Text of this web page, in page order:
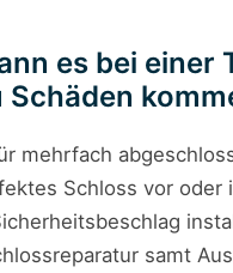
es bei einer
Schäden
mehrfach
Schloss vor oder
samt